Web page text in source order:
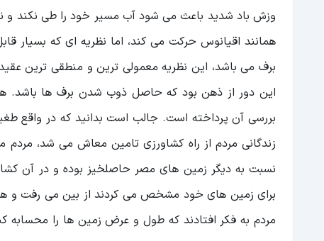
وزش باد شدید باعث می شود آب مسیر خود را طی نکند و
همانند اقیانوس حرکت می کند، اما نظریه ای که
برف می باشد، این نظریه معمولی ترین و منطقی ترین
این دور از ذهن بود که حاصل ذوب شدن برف ها باشد.
بررسی آن پرداخته است. جالب است بدانید که در واقع
زندگانی مردم از راه کشاورزی تامین معاش می شد، مردم
نسبت به دیگر زمین های مصر حاصلخیز بوده و در آن
برای زمین های خود مشخص می کردند از بین می رفت و
مردم به فکر افتادند که طول و عرض زمین ها را محسابه